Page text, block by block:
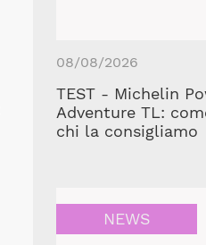
08/08/2026
TEST - Michelin
Adventure TL:
chi la consigliamo
NEWS